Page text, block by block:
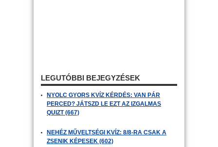
LEGUTÓBBI BEJEGYZÉSEK
NYOLC GYORS KVÍZ KÉRDÉS: VAN PÁR
PERCED? JÁTSZD LE EZT AZ IZGALMAS
QUIZT (667)
NEHÉZ MŰVELTSÉGI KVÍZ: 8/8-RA CSAK A
ZSENIK KÉPESEK (602)